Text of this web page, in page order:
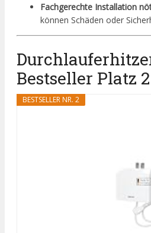
Fachgerechte Installation
können Schäden oder
Bestseller Platz
BESTSELLER NR. 2